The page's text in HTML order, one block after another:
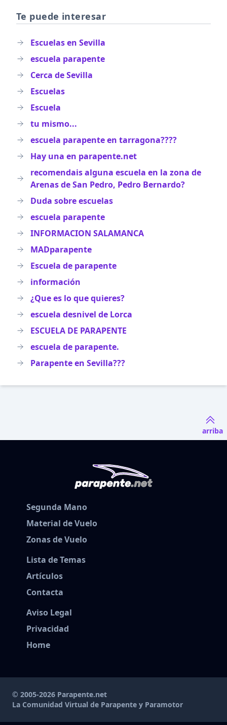
Te puede interesar
Escuelas en Sevilla
escuela parapente
Cerca de Sevilla
Escuelas
Escuela
tu mismo...
escuela parapente en tarragona????
Hay una en parapente.net
recomendais alguna escuela en la zona de
Arenas de San Pedro, Pedro Bernardo?
Duda sobre escuelas
escuela parapente
INFORMACION SALAMANCA
MADparapente
Escuela de parapente
información
¿Que es lo que quieres?
escuela desnivel de Lorca
ESCUELA DE PARAPENTE
escuela de parapente.
Parapente en Sevilla???
arriba
Segunda Mano
Material de Vuelo
Zonas de Vuelo
Lista de Temas
Artículos
Contacta
Aviso Legal
Privacidad
Home
© 2005-2026 Parapente.net
La Comunidad Virtual de Parapente y Paramotor